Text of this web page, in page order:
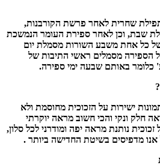
שחרית לאחר פרשת הקורבנות,
שבת, וכן לאחר ספירת העומר הנמשכת
כל אחת משבע השורות מסמלת יום
הספירה מסמלים ראשי התיבות של
באותם שבעה ימי ספירה.
ישירות על הזכוכית מחוסמת ולא
חלק ונקי והכי חשוב מראה יוקרתי
נותנת מראה יפה ומודרני לכל סלון,
אנו מדפיסים בשיטת החדישה ביותר .